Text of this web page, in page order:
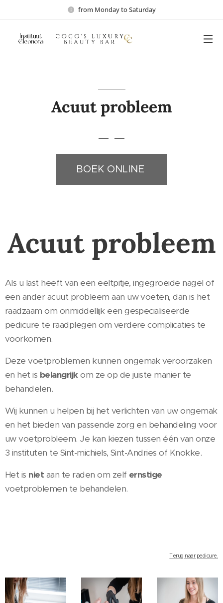
from Monday to Saturday
Acuut probleem
BOEK ONLINE
Acuut probleem
Als u last heeft van een eeltpitje, ingegroeide nagel of
een ander acuut probleem aan uw voeten, dan is het
raadzaam om onmiddellijk een gespecialiseerde
pedicure te raadplegen om verdere complicaties te
voorkomen.
Deze voetproblemen kunnen ongemak veroorzaken
en het is belangrijkom ze op de juiste manier te
behandelen.
Wij kunnen u helpen bij het verlichten van uw ongemak
en het bieden van passende zorg en behandeling voor
uw voetprobleem. Je kan kiezen tussen één van onze
3 instituten te Sint-michiels, Sint-Andries of Knokke.
Het is niet aan te raden om zelf ernstige
voetproblemen te behandelen.
Terug naar pedicure.